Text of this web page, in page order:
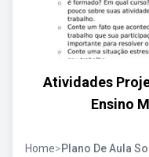
Atividades
Ensino
Home>Plano De Aula